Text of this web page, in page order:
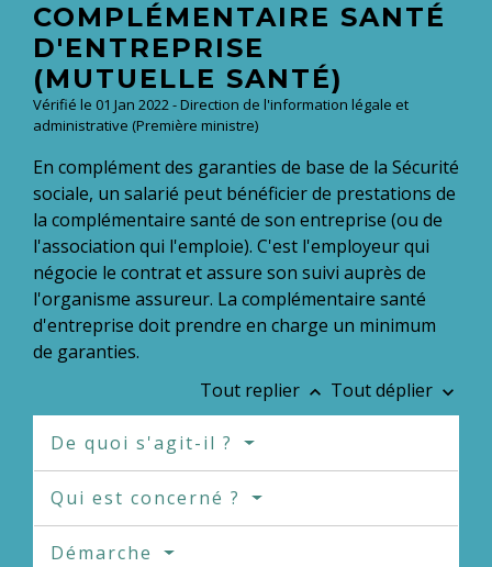
COMPLÉMENTAIRE SANTÉ
D'ENTREPRISE
(MUTUELLE SANTÉ)
Vérifié le 01 Jan 2022 - Direction de l'information légale et
administrative (Première ministre)
En complément des garanties de base de la Sécurité
sociale, un salarié peut bénéficier de prestations de
la complémentaire santé de son entreprise (ou de
l'association qui l'emploie). C'est l'employeur qui
négocie le contrat et assure son suivi auprès de
l'organisme assureur. La complémentaire santé
d'entreprise doit prendre en charge un minimum
de garanties.
Tout replier keyboard_arrow_up Tout déplier keyboard_arrow_down
De quoi s'agit-il ?
Qui est concerné ?
Démarche